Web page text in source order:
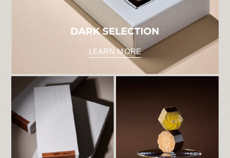
【岡本本店 臨時休業中止のお知らせ】
いつもご利用くださいまして誠にありがとう
ございます。
先にご案内いたしました8月27日（火）の臨
時休業につきまして、
台風進路情報の変更に伴い中止とします。
明日8月27日（火）は通常通り営業いたしま
ぜひ、ご利用ください。
尚、今後の台風の進路状況によって営業時間
の変更や臨時休業が発生する場合は改めてお
知らせいたします。
ご理解を賜りますよう何卒宜しくお願いいた
します。
営業時間 11：00～18：30
皆様のお越しをスタッフ一同、心よりお待ち
しております。
LEARN MORE